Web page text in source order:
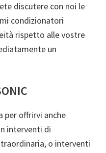
discutere con noi le
condizionatori
rispetto alle vostre
un
per offrirvi anche
interventi di
o interventi